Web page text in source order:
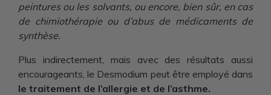
peintures ou les solvants, ou encore, bien sûr, en cas
de chimiothérapie ou d’abus de médicaments de
synthèse.
Plus indirectement, mais avec des résultats aussi
encourageants, le Desmodium peut être employé dans
le traitement de l’allergie et de l’asthme.